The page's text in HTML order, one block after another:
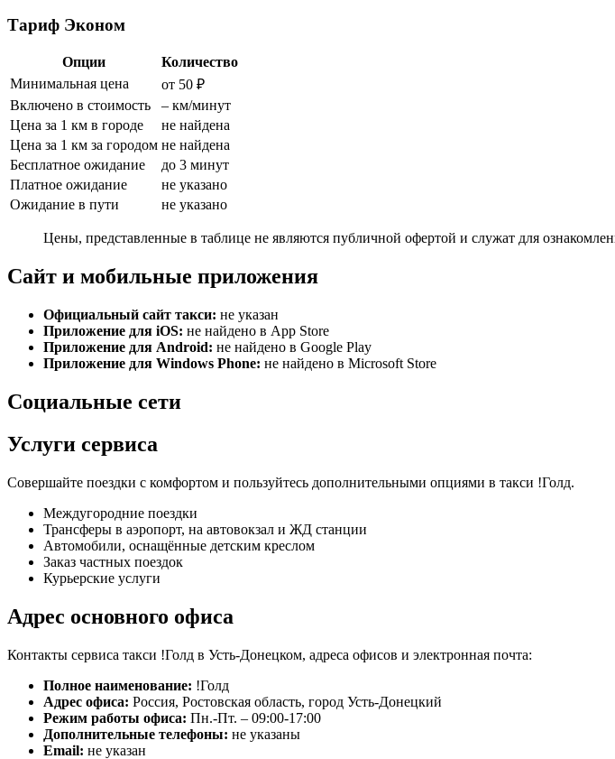
Тариф Эконом
Опции
Количество
Минимальная цена
от 50 ₽
Включено в стоимость
– км/минут
Цена за 1 км в городе
не найдена
Цена за 1 км за городом не найдена
Бесплатное ожидание
до 3 минут
Платное ожидание
не указано
Ожидание в пути
не указано
Цены, представленные в таблице не являются публичной офертой и служат для
Сайт и мобильные приложения
Официальный сайт такси: не указан
Приложение для iOS: не найдено в App Store
Приложение для Android: не найдено в Google Play
Приложение для Windows Phone: не найдено в Microsoft Store
Социальные сети
Услуги сервиса
Совершайте поездки с комфортом и пользуйтесь дополнительными опциями в такси !Голд.
Междугородние поездки
Трансферы в аэропорт, на автовокзал и ЖД станции
Автомобили, оснащённые детским креслом
Заказ частных поездок
Курьерские услуги
Адрес основного офиса
Контакты сервиса такси !Голд в Усть-Донецком, адреса офисов и электронная почта:
Полное наименование: !Голд
Адрес офиса: Россия, Ростовская область, город Усть-Донецкий
Режим работы офиса: Пн.-Пт. – 09:00-17:00
Дополнительные телефоны: не указаны
Email: не указан